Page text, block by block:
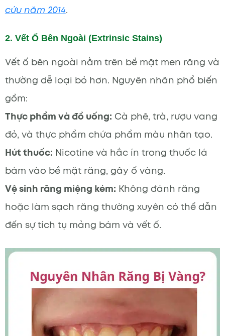
cứu năm 2014.
2. Vết Ố Bên Ngoài (Extrinsic Stains)
Vết ố bên ngoài nằm trên bề mặt men răng và
thường dễ loại bỏ hơn. Nguyên nhân phổ biến
gồm:
Thực phẩm và đồ uống: Cà phê, trà, rượu vang
đỏ, và thực phẩm chứa phẩm màu nhân tạo.
Hút thuốc: Nicotine và hắc ín trong thuốc lá
bám vào bề mặt răng, gây ố vàng.
Vệ sinh răng miệng kém: Không đánh răng
hoặc làm sạch răng thường xuyên có thể dẫn
đến sự tích tụ mảng bám và vết ố.